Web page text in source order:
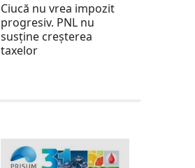
Ciucă nu vrea impozit
progresiv. PNL nu
susține creșterea
taxelor